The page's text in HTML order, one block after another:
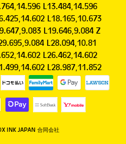
L13.484,14.596
L18.165,10.673
L19.646,9.084 Z
L28.094,10.81
L26.462,14.602
L28.987,11.852
INK JAPAN 合同会社